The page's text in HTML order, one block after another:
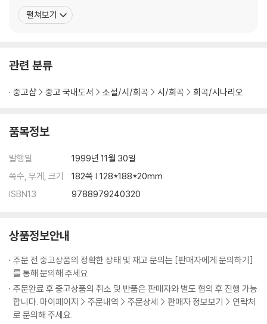
상, 1980년 한국일보 제16회 한국 연극 영화 텔레비전 예술 특별상,
1985년 한국연극협회 한국 연극 100호 기념 최다 집필상, 1985년
펼쳐보기
관련 분류
중고샵 중고 국내도서 소설/시/희곡 시/희곡 희곡/시나리오
품목정보
발행일
1999년 11월 30일
쪽수, 무게, 크기
182쪽 | 128*188*20mm
ISBN13
9788979240320
상품정보안내
주문 전 중고상품의 정확한 상태 및 재고 문의는 [판매자에게 문의하기]
를 통해 문의해 주세요.
주문완료 후 중고상품의 취소 및 반품은 판매자와 별도 협의 후 진행 가능
합니다. 마이페이지 > 주문내역 > 주문상세 > 판매자 정보보기 > 연락처
로 문의해 주세요.